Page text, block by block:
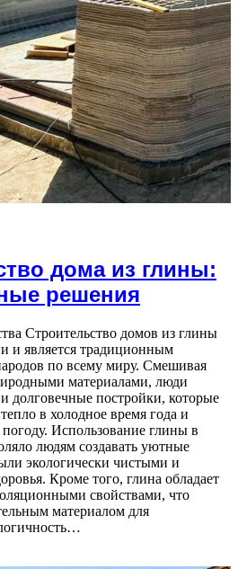
дома из глины:
решения
Строительство домов из глины
и является традиционным
по всему миру. Смешивая
материалами, люди
долговечные постройки, которые
в холодное время года и
Использование глины в
людям создавать уютные
экологически чистыми и
Кроме того, глина обладает
свойствами, что
материалом для